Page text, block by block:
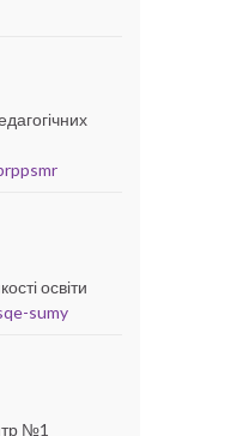
освіти
sumy
№1